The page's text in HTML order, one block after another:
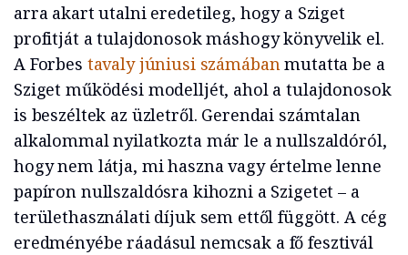
arra akart utalni eredetileg, hogy a Sziget
profitját a tulajdonosok máshogy könyvelik el.
A Forbes tavaly júniusi számábanmutatta be a
Sziget működési modelljét, ahol a tulajdonosok
is beszéltek az üzletről. Gerendai számtalan
alkalommal nyilatkozta már le a nullszaldóról,
hogy nem látja, mi haszna vagy értelme lenne
papíron nullszaldósra kihozni a Szigetet – a
területhasználati díjuk sem ettől függött. A cég
eredményébe ráadásul nemcsak a fő fesztivál